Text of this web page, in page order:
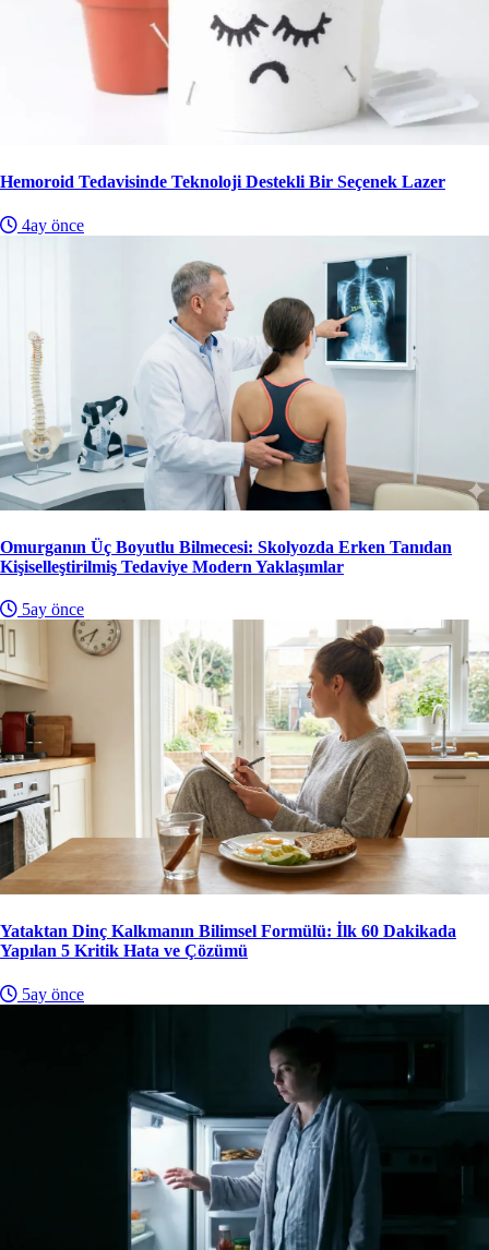
Hemoroid Tedavisinde Teknoloji Destekli Bir Seçenek Lazer
4ay önce
Omurganın Üç Boyutlu Bilmecesi: Skolyozda Erken Tanıdan
Kişiselleştirilmiş Tedaviye Modern Yaklaşımlar
5ay önce
Yataktan Dinç Kalkmanın Bilimsel Formülü: İlk 60 Dakikada
Yapılan 5 Kritik Hata ve Çözümü
5ay önce